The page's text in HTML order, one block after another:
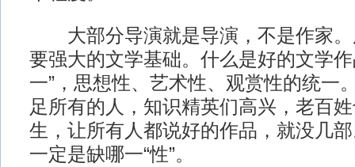
大部分导演就是导演，不是作家。
要强大的文学基础。什么是好的文学
一”，思想性、艺术性、观赏性的统一
足所有的人，知识精英们高兴，老百
生，让所有人都说好的作品，就没几
一定是缺哪一“性”。